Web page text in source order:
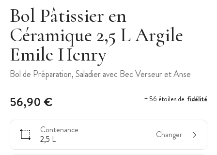
Bol Pâtissier en
Céramique 2,5 L Argile
Emile Henry
Bol de Préparation, Saladier avec Bec Verseur et Anse
56,90 € + 56 étoiles de fidélité
Contenance
2,5 L
Changer